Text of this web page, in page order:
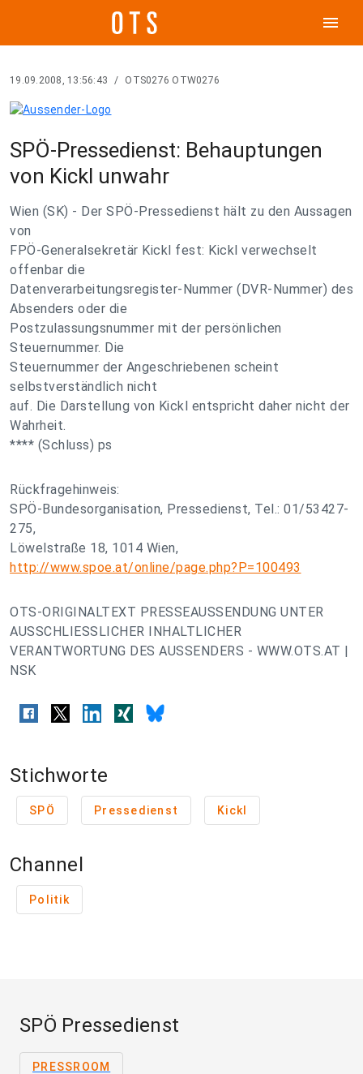
menu
19.09.2008, 13:56:43 / OTS0276 OTW0276
SPÖ-Pressedienst: Behauptungen
von Kickl unwahr
Wien (SK) - Der SPÖ-Pressedienst hält zu den Aussagen
von
FPÖ-Generalsekretär Kickl fest: Kickl verwechselt
offenbar die
Datenverarbeitungsregister-Nummer (DVR-Nummer) des
Absenders oder die
Postzulassungsnummer mit der persönlichen
Steuernummer. Die
Steuernummer der Angeschriebenen scheint
selbstverständlich nicht
auf. Die Darstellung von Kickl entspricht daher nicht der
Wahrheit.
**** (Schluss) ps
Rückfragehinweis:
SPÖ-Bundesorganisation, Pressedienst, Tel.: 01/53427-
275,
Löwelstraße 18, 1014 Wien,
http://www.spoe.at/online/page.php?P=100493
OTS-ORIGINALTEXT PRESSEAUSSENDUNG UNTER
AUSSCHLIESSLICHER INHALTLICHER
VERANTWORTUNG DES AUSSENDERS - WWW.OTS.AT |
NSK
Stichworte
SPÖ Pressedienst Kickl
Channel
Politik
SPÖ Pressedienst
PRESSROOM